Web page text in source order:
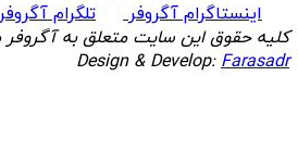
اینستاگرام آگروفر
تلگرام آگروفر
کلیه حقوق این سایت متعلق به آگروفر
Design & Develop:Farasadr